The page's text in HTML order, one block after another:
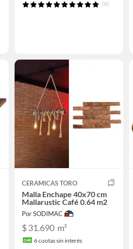
(6)
CERAMICAS TORO
Malla Enchape 40x70 cm
Mallarustic Café 0.64 m2
Por SODIMAC
$ 31.690 m²
6cuotas sin interés